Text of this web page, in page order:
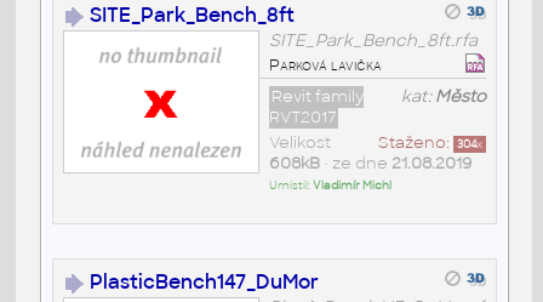
SITE_Park_Bench_8ft
SITE_Park_Bench_8ft.rfa
Parková lavička
kat:Město
Revit family
RVT2017
Staženo: 304x
Velikost
608kB• ze dne 21.08.2019
Umístil:Vladimír Michl
PlasticBench147_DuMor